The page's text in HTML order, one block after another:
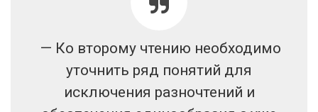
— Ко второму чтению необходимо
уточнить ряд понятий для
исключения разночтений и